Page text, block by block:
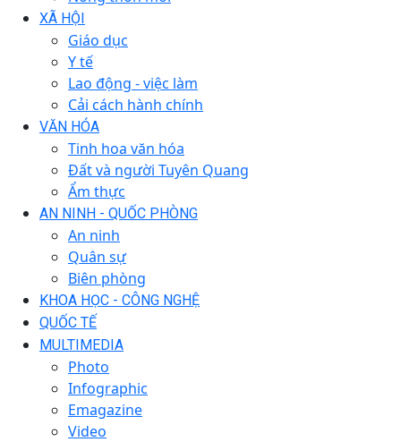
XÃ HỘI
Giáo dục
Y tế
Lao động - việc làm
Cải cách hành chính
VĂN HÓA
Tinh hoa văn hóa
Đất và người Tuyên Quang
Ẩm thực
AN NINH - QUỐC PHÒNG
An ninh
Quân sự
Biên phòng
KHOA HỌC - CÔNG NGHỆ
QUỐC TẾ
MULTIMEDIA
Photo
Infographic
Emagazine
Video